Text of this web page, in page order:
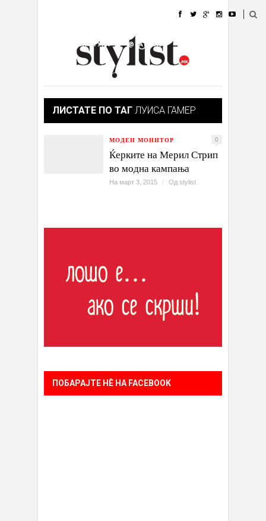
УБАВИНА
КУЛТУРА @РАБОТА
ИЗЛОГ
ЛИСТАТЕ ПО ТАГ ЛУИСА ГАМЕР
МОДЕН МОНИТОР 0
Ќерките на Мерил Стрип
во модна кампања
На март 3, 2015 / Од stylist
ПОБАРАЈТЕ НÈ НА FACEBOOK